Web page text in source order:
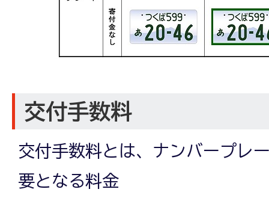
交付手数料
交付手数料とは、ナンバープレ
要となる料金